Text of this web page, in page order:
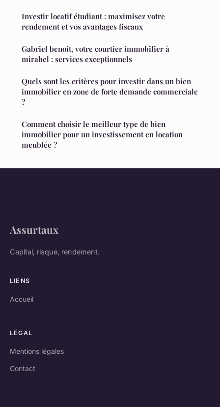
Investir locatif étudiant : maximisez votre
rendement et vos avantages fiscaux
Gabriel benoit, votre courtier immobilier à
mirabel : services exceptionnels
Quels sont les critères pour investir dans un bien
immobilier en zone de forte demande commerciale
?
Comment choisir le meilleur type de bien
immobilier pour un investissement en location
meublée ?
Assurtaux
Capital, risque, rendement.
LIENS
Accueil
LÉGAL
Mentions légales
Contact